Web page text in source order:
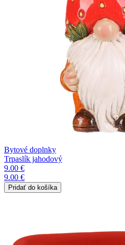
Bytové doplnky
Trpaslík jahodový
9.00 €
9.00 €